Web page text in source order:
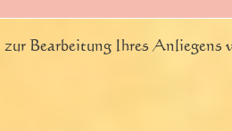
Bearbeitung Ihres